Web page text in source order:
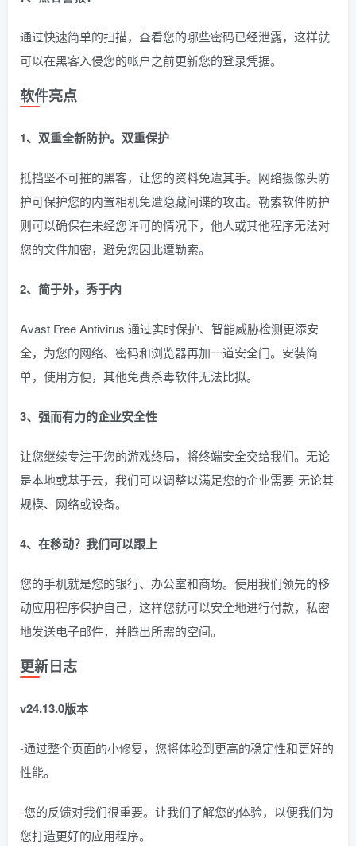
通过快速简单的扫描，查看您的哪些密码已经泄露，这样就
可以在黑客入侵您的帐户之前更新您的登录凭据。
软件亮点
1、双重全新防护。双重保护
抵挡坚不可摧的黑客，让您的资料免遭其手。网络摄像头防
护可保护您的内置相机免遭隐藏间谍的攻击。勒索软件防护
则可以确保在未经您许可的情况下，他人或其他程序无法对
您的文件加密，避免您因此遭勒索。
2、简于外，秀于内
Avast Free Antivirus 通过实时保护、智能威胁检测更添安
全，为您的网络、密码和浏览器再加一道安全门。安装简
单，使用方便，其他免费杀毒软件无法比拟。
3、强而有力的企业安全性
让您继续专注于您的游戏终局，将终端安全交给我们。无论
是本地或基于云，我们可以调整以满足您的企业需要-无论其
规模、网络或设备。
4、在移动？我们可以跟上
您的手机就是您的银行、办公室和商场。使用我们领先的移
动应用程序保护自己，这样您就可以安全地进行付款，私密
地发送电子邮件，并腾出所需的空间。
更新日志
v24.13.0版本
-通过整个页面的小修复，您将体验到更高的稳定性和更好的
性能。
-您的反馈对我们很重要。让我们了解您的体验，以便我们为
您打造更好的应用程序。